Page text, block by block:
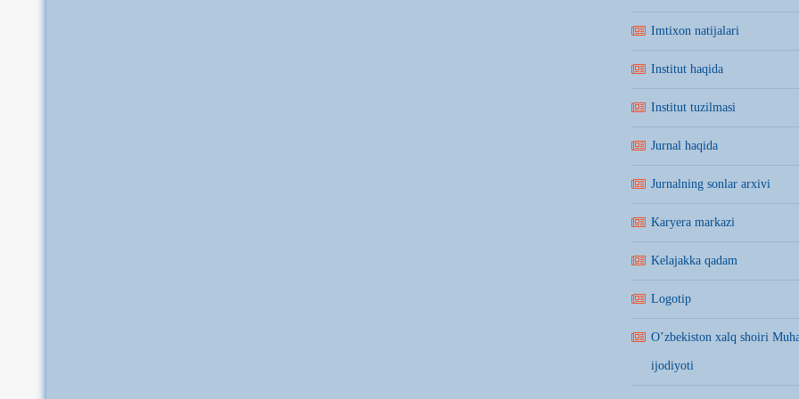
Imtixon natijalari
Institut haqida
Institut tuzilmasi
Jurnal haqida
Jurnalning sonlar arxivi
Karyera markazi
Kelajakka qadam
Logotip
O’zbekiston xalq shoiri
ijodiyoti